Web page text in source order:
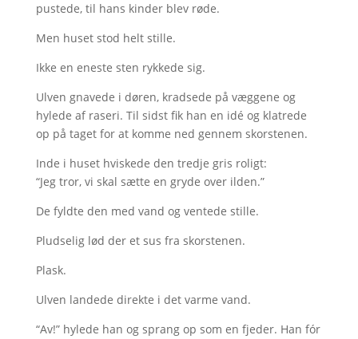
pustede, til hans kinder blev røde.
Men huset stod helt stille.
Ikke en eneste sten rykkede sig.
Ulven gnavede i døren, kradsede på væggene og
hylede af raseri. Til sidst fik han en idé og klatrede
op på taget for at komme ned gennem skorstenen.
Inde i huset hviskede den tredje gris roligt:
“Jeg tror, vi skal sætte en gryde over ilden.”
De fyldte den med vand og ventede stille.
Pludselig lød der et sus fra skorstenen.
Plask.
Ulven landede direkte i det varme vand.
“Av!” hylede han og sprang op som en fjeder. Han fór